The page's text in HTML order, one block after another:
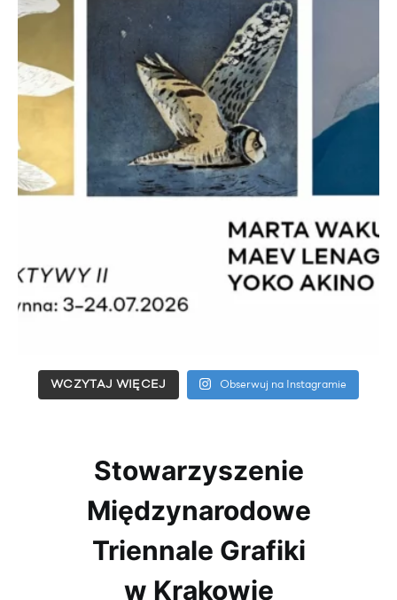
WCZYTAJ WIĘCEJ Obserwuj na Instagramie
Stowarzyszenie
Międzynarodowe
Triennale Grafiki
w Krakowie